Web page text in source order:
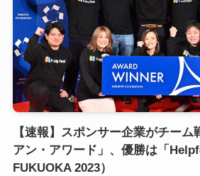
【速報】スポンサー企業がチーム
アン・アワード」、優勝は「
FUKUOKA 2023）